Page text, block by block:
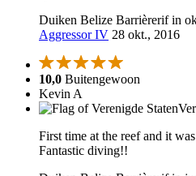
Duiken Belize Barrièrerif in
Aggressor IV 28 okt., 2016
10,0 Buitengewoon
Kevin A
First time at the reef and it
Fantastic diving!!